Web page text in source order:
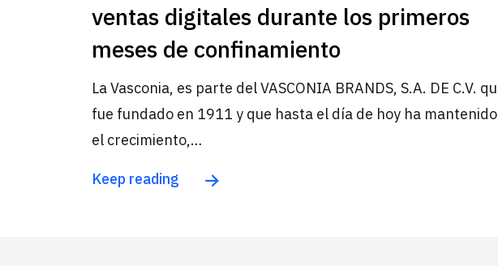
ventas digitales durante los primeros
meses de confinamiento
La Vasconia, es parte del VASCONIA BRANDS, S.A. DE C.V.
fue fundado en 1911 y que hasta el día de hoy ha mantenido
el crecimiento,…
Keep reading